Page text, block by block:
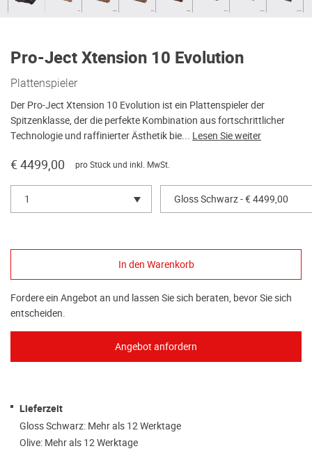
Pro-Ject Xtension 10 Evolution
Plattenspieler
Der Pro-Ject Xtension 10 Evolution ist ein Plattenspieler der
Spitzenklasse, der die perfekte Kombination aus fortschrittlicher
Technologie und raffinierter Ästhetik bie... Lesen Sie weiter
€ 4499,00 pro Stück und inkl. MwSt.
1 Gloss Schwarz - € 4499,00
Fordere ein Angebot an und lassen Sie sich beraten, bevor Sie sich
entscheiden.
Lieferzeit
Gloss Schwarz: Mehr als 12 Werktage
Olive: Mehr als 12 Werktage